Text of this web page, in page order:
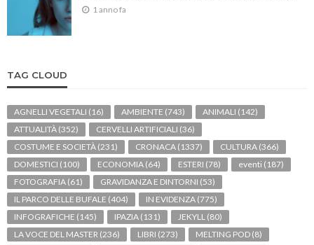
1 anno fa
TAG CLOUD
AGNELLI VEGETALI (16) AMBIENTE (743) ANIMALI (142)
ATTUALITÀ (352) CERVELLI ARTIFICIALI (36)
COSTUME E SOCIETÀ (231) CRONACA (1337) CULTURA (366)
DOMESTICI (100) ECONOMIA (64) ESTERI (78) eventi (187)
FOTOGRAFIA (61) GRAVIDANZA E DINTORNI (53)
IL PARCO DELLE BUFALE (404) IN EVIDENZA (775)
INFOGRAFICHE (145) IPAZIA (131) JEKYLL (80)
LA VOCE DEL MASTER (236) LIBRI (273) MELTING POD (8)